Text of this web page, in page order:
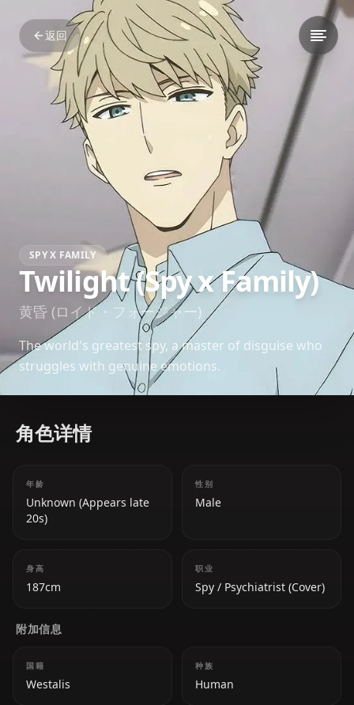
返回
SPY X FAMILY
Twilight (Spy x Family)
黄昏 (ロイド・フォージャー)
The world's greatest spy, a master of disguise who
struggles with genuine emotions.
角色详情
年龄
Unknown (Appears late
20s)
性别
Male
身高
187cm
职业
Spy / Psychiatrist (Cover)
附加信息
国籍
Westalis
种族
Human